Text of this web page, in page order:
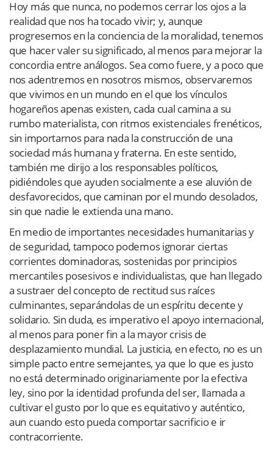
Hoy más que nunca, no podemos cerrar los ojos a la
realidad que nos ha tocado vivir; y, aunque
progresemos en la conciencia de la moralidad, tenemos
que hacer valer su significado, al menos para mejorar la
concordia entre análogos. Sea como fuere, y a poco que
nos adentremos en nosotros mismos, observaremos
que vivimos en un mundo en el que los vínculos
hogareños apenas existen, cada cual camina a su
rumbo materialista, con ritmos existenciales frenéticos,
sin importarnos para nada la construcción de una
sociedad más humana y fraterna. En este sentido,
también me dirijo a los responsables políticos,
pidiéndoles que ayuden socialmente a ese aluvión de
desfavorecidos, que caminan por el mundo desolados,
sin que nadie le extienda una mano.
En medio de importantes necesidades humanitarias y
de seguridad, tampoco podemos ignorar ciertas
corrientes dominadoras, sostenidas por principios
mercantiles posesivos e individualistas, que han llegado
a sustraer del concepto de rectitud sus raíces
culminantes, separándolas de un espíritu decente y
solidario. Sin duda, es imperativo el apoyo internacional,
al menos para poner fin a la mayor crisis de
desplazamiento mundial. La justicia, en efecto, no es un
simple pacto entre semejantes, ya que lo que es justo
no está determinado originariamente por la efectiva
ley, sino por la identidad profunda del ser, llamada a
cultivar el gusto por lo que es equitativo y auténtico,
aun cuando esto pueda comportar sacrificio e ir
contracorriente.